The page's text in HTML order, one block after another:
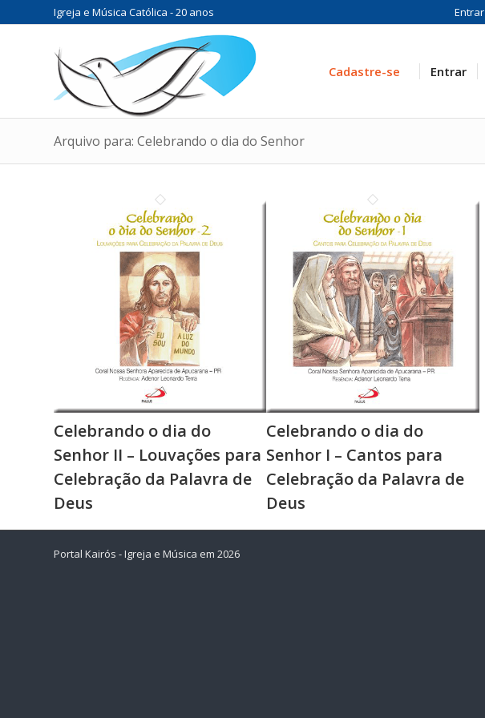
Entrar
Igreja e Música Católica - 20 anos
Cadastre-se Entrar
Arquivo para: Celebrando o dia do Senhor
Celebrando o dia do
Senhor II – Louvações para
Celebração da Palavra de
Deus
Celebrando o dia do
Senhor I – Cantos para
Celebração da Palavra de
Deus
Portal Kairós - Igreja e Música em 2026